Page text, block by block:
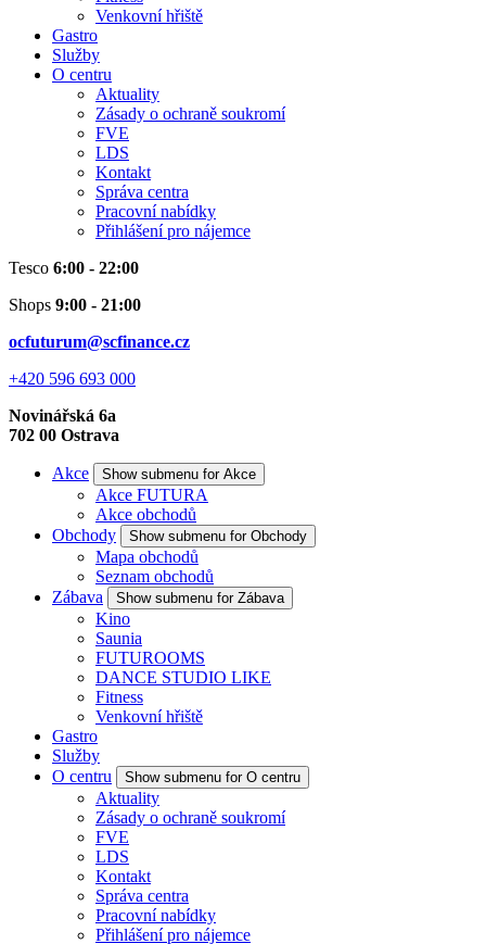
Venkovní hřiště
Gastro
Služby
O centru
Aktuality
Zásady o ochraně soukromí
FVE
LDS
Kontakt
Správa centra
Pracovní nabídky
Přihlášení pro nájemce
Tesco 6:00 - 22:00
Shops 9:00 - 21:00
ocfuturum@scfinance.cz
+420 596 693 000
Novinářská 6a
702 00 Ostrava
Akce Show submenu for Akce
Akce FUTURA
Akce obchodů
Obchody
Show submenu for Obchody
Mapa obchodů
Seznam obchodů
Zábava
Show submenu for Zábava
Kino
Saunia
FUTUROOMS
DANCE STUDIO LIKE
Fitness
Venkovní hřiště
Gastro
Služby
O centru
Show submenu for O centru
Aktuality
Zásady o ochraně soukromí
FVE
LDS
Kontakt
Správa centra
Pracovní nabídky
Přihlášení pro nájemce